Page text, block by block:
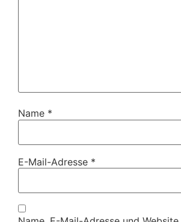
Name *
E-Mail-Adresse *